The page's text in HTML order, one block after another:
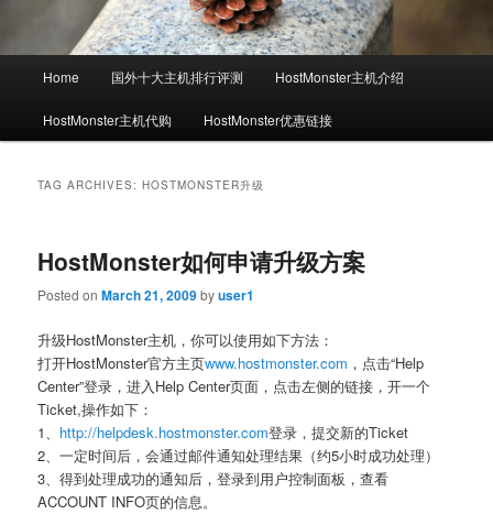
Home 国外十大主机排行评测 HostMonster主机介绍
HostMonster主机代购 HostMonster优惠链接
TAG ARCHIVES:HOSTMONSTER升级
HostMonster如何申请升级方案
Posted onMarch 21, 2009byuser1
升级HostMonster主机，你可以使用如下方法：
打开HostMonster官方主页www.hostmonster.com ，点击“Help
Center”登录，进入Help Center页面，点击左侧的链接，开一个
Ticket,操作如下：
1、 http://helpdesk.hostmonster.com登录，提交新的Ticket
2、一定时间后，会通过邮件通知处理结果（约5小时成功处理）
3、得到处理成功的通知后，登录到用户控制面板，查看
ACCOUNT INFO页的信息。